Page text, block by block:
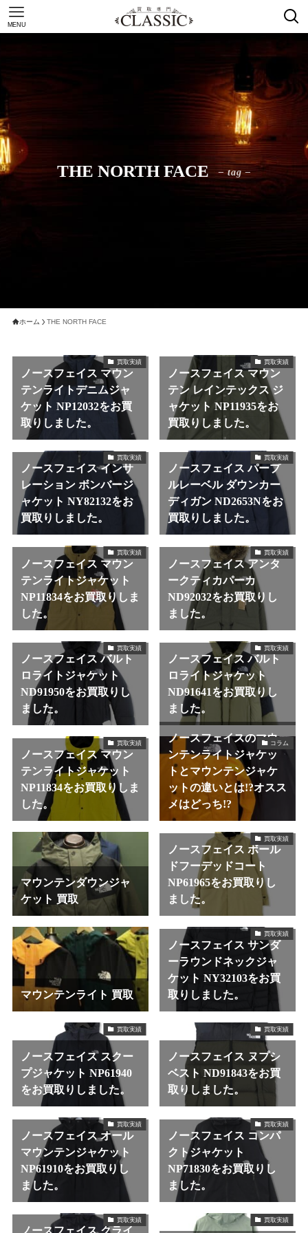
MENU
THE NORTH FACE – tag –
ホーム THE NORTH FACE
買取実績
ノースフェイス マウン
テンライトデニムジャ
ケット NP12032をお買
取りしました。
買取実績
ノースフェイス マウン
テン レインテックス ジ
ャケット NP11935をお
買取りしました。
買取実績
ノースフェイス インサ
レーション ボンバージ
ャケット NY82132をお
買取りしました。
買取実績
ノースフェイス パープ
ルレーベル ダウンカー
ディガン ND2653Nをお
買取りしました。
買取実績
ノースフェイス マウン
テンライトジャケット
NP11834をお買取りしま
した。
買取実績
ノースフェイス アンタ
ークティカパーカ
ND92032をお買取りし
ました。
買取実績
ノースフェイス バルト
ロライトジャケット
ND91950をお買取りし
ました。
買取実績
ノースフェイス バルト
ロライトジャケット
ND91641をお買取りし
ました。
買取実績
ノースフェイス マウン
テンライトジャケット
NP11834をお買取りしま
した。
コラム
ノースフェイスのマウ
ンテンライトジャケッ
トとマウンテンジャケ
ットの違いとは!?オスス
メはどっち!?
マウンテンダウンジャ
ケット 買取
買取実績
ノースフェイス ボール
ドフーデッドコート
NP61965をお買取りし
ました。
マウンテンライト 買取
買取実績
ノースフェイス サンダ
ーラウンドネックジャ
ケット NY32103をお買
取りしました。
買取実績
ノースフェイス スクー
プジャケット NP61940
をお買取りしました。
買取実績
ノースフェイス ヌプシ
ベスト ND91843をお買
取りしました。
買取実績
ノースフェイス オール
マウンテンジャケット
NP61910をお買取りし
ました。
買取実績
ノースフェイス コンパ
クトジャケット
NP71830をお買取りし
ました。
買取実績 買取実績